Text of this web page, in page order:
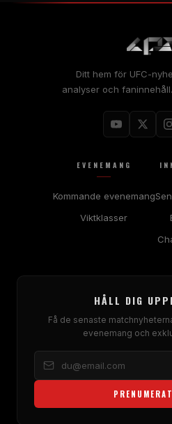
Ditt hem för UFC-
analyser och
EVENEMANG
Kommande evenemang
Viktklasser
HÅLL DIG
Få de senaste
evenemang och